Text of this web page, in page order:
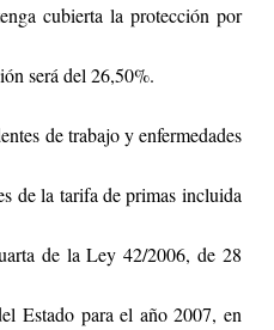
cubierta la protección por
será del 26,50%.
de trabajo y enfermedades
de la tarifa de primas incluida
de la Ley 42/2006, de 28
Estado para el año 2007, en